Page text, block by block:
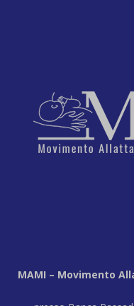
MAMI – Movimento